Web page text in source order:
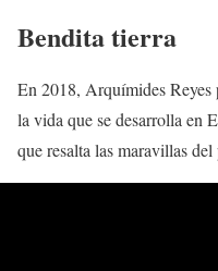
Bendita tierra
En 2018, Arquímides
la vida que se desarrolla en
que resalta las maravillas del